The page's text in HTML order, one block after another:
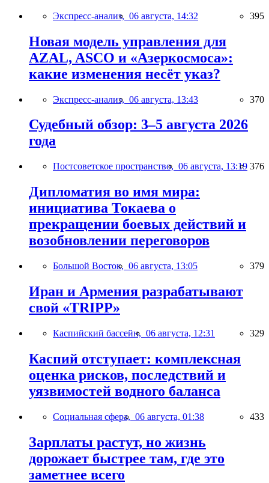
Экспресс-анализ, 06 августа, 14:32 395
Новая модель управления для
AZAL, ASCO и «Азеркосмоса»:
какие изменения несёт указ?
Экспресс-анализ, 06 августа, 13:43 370
Судебный обзор: 3–5 августа 2026
года
Постсоветское пространство, 06 августа, 13:19 376
Дипломатия во имя мира:
инициатива Токаева о
прекращении боевых действий и
возобновлении переговоров
Большой Восток, 06 августа, 13:05 379
Иран и Армения разрабатывают
свой «TRIPP»
Каспийский бассейн, 06 августа, 12:31 329
Каспий отступает: комплексная
оценка рисков, последствий и
уязвимостей водного баланса
Социальная сфера, 06 августа, 01:38 433
Зарплаты растут, но жизнь
дорожает быстрее там, где это
заметнее всего